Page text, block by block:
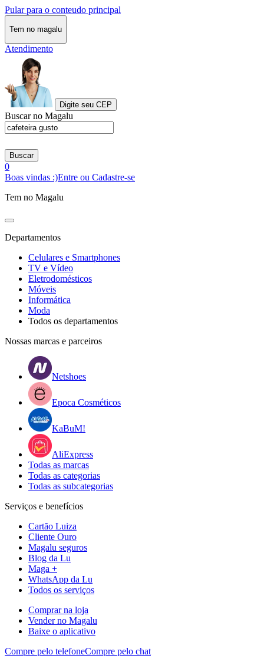
Pular para o conteudo principal
Tem no magalu
Atendimento
Digite seu CEP
Buscar no Magalu
Buscar
0
Boas vindas :)Entre ou Cadastre-se
Tem no Magalu
Departamentos
Celulares e Smartphones
TV e Vídeo
Eletrodomésticos
Móveis
Informática
Moda
Todos os departamentos
Nossas marcas e parceiros
Netshoes
Epoca Cosméticos
KaBuM!
AliExpress
Todas as marcas
Todas as categorias
Todas as subcategorias
Serviços e benefícios
Cartão Luiza
Cliente Ouro
Magalu seguros
Blog da Lu
Maga +
WhatsApp da Lu
Todos os serviços
Comprar na loja
Vender no Magalu
Baixe o aplicativo
Compre pelo telefoneCompre pelo chat